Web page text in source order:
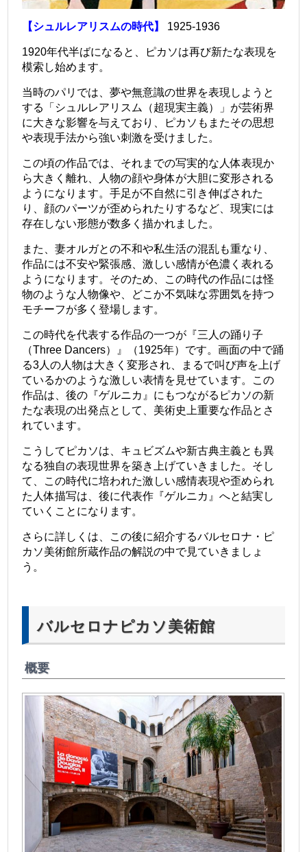
【シュルレアリスムの時代】 1925-1936
1920年代半ばになると、ピカソは再び新たな表現を
模索し始めます。
当時のパリでは、夢や無意識の世界を表現しようと
する「シュルレアリスム（超現実主義）」が芸術界
に大きな影響を与えており、ピカソもまたその思想
や表現手法から強い刺激を受けました。
この頃の作品では、それまでの写実的な人体表現か
ら大きく離れ、人物の顔や身体が大胆に変形される
ようになります。手足が不自然に引き伸ばされた
り、顔のパーツが歪められたりするなど、現実には
存在しない形態が数多く描かれました。
また、妻オルガとの不和や私生活の混乱も重なり、
作品には不安や緊張感、激しい感情が色濃く表れる
ようになります。そのため、この時代の作品には怪
物のような人物像や、どこか不気味な雰囲気を持つ
モチーフが多く登場します。
この時代を代表する作品の一つが『三人の踊り子
（Three Dancers）』（1925年）です。画面の中で踊
る3人の人物は大きく変形され、まるで叫び声を上げ
ているかのような激しい表情を見せています。この
作品は、後の『ゲルニカ』にもつながるピカソの新
たな表現の出発点として、美術史上重要な作品とさ
れています。
こうしてピカソは、キュビズムや新古典主義とも異
なる独自の表現世界を築き上げていきました。そし
て、この時代に培われた激しい感情表現や歪められ
た人体描写は、後に代表作『ゲルニカ』へと結実し
ていくことになります。
さらに詳しくは、この後に紹介するバルセロナ・ピ
カソ美術館所蔵作品の解説の中で見ていきましょ
う。
バルセロナピカソ美術館
概要